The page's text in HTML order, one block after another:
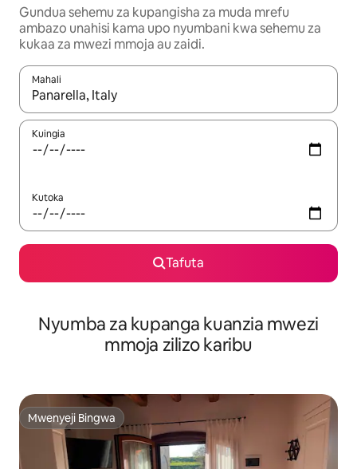
Gundua sehemu za kupangisha za muda mrefu
ambazo unahisi kama upo nyumbani kwa sehemu za
kukaa za mwezi mmoja au zaidi.
Mahali
Wakati matokeo yanapatikana, vinjari kwa kutumia vitufe vya
Kuingia
Kutoka
Tafuta
Nyumba za kupanga kuanzia mwezi
mmoja zilizo karibu
Mwenyeji Bingwa
Mwenyeji Bingwa